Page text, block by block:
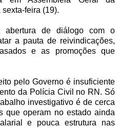
feira (19).
abertura de diálogo com o
a pauta de reivindicações,
e as promoções que
pelo Governo é insuficiente
da Polícia Civil no RN. Só
investigativo é de cerca
que operam no estado ainda
e pouca estrutura nas